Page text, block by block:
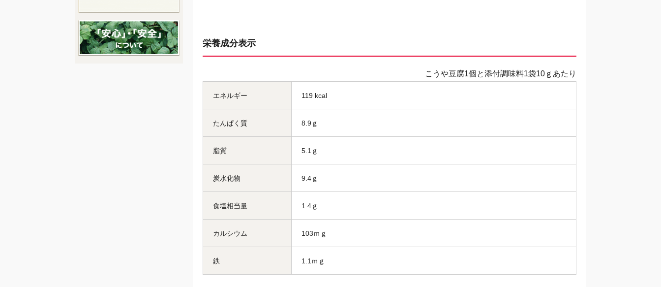
栄養成分表示
こうや豆腐1個と添付調味料1袋10ｇあたり
エネルギー 119 kcal
たんぱく質 8.9ｇ
脂質 5.1ｇ
炭水化物 9.4ｇ
食塩相当量 1.4ｇ
カルシウム 103ｍｇ
鉄 1.1ｍｇ